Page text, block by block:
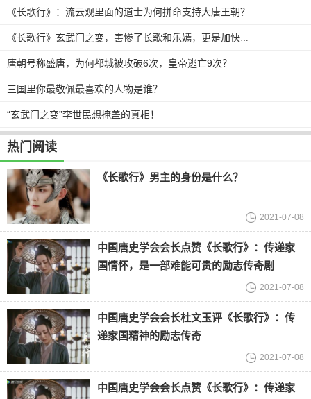
《长歌行》：流云观里面的道士为何拼命支持大唐王朝？
《长歌行》玄武门之变，害惨了长歌和乐嫣，更是加快了魏叔玉黑化
唐朝号称盛唐，为何都城被攻破6次，皇帝逃亡9次？
三国里你最敬佩最喜欢的人物是谁？
“玄武门之变”李世民想掩盖的真相！
热门阅读
《长歌行》男主的身份是什么？
2021-07-08
中国唐史学会会长点赞《长歌行》：传递家
国情怀，是一部难能可贵的励志传奇剧
2021-07-08
中国唐史学会会长杜文玉评《长歌行》：传
递家国精神的励志传奇
2021-07-08
中国唐史学会会长点赞《长歌行》：传递家